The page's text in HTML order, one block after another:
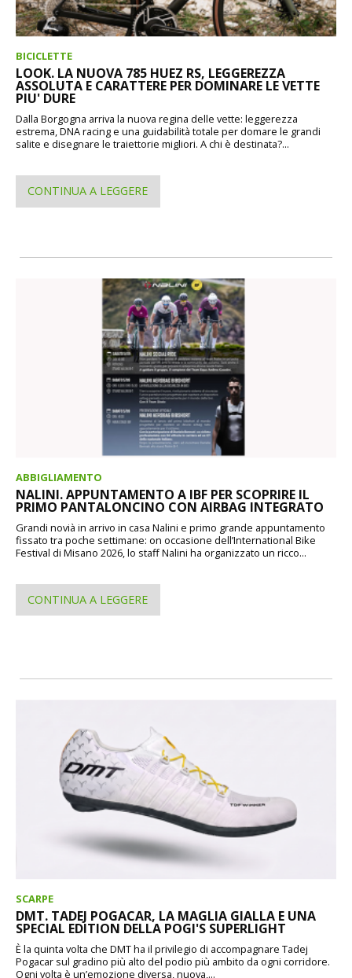
BICICLETTE
LOOK. LA NUOVA 785 HUEZ RS, LEGGEREZZA
ASSOLUTA E CARATTERE PER DOMINARE LE VETTE
PIU' DURE
Dalla Borgogna arriva la nuova regina delle vette: leggerezza
estrema, DNA racing e una guidabilità totale per domare le grandi
salite e disegnare le traiettorie migliori. A chi è destinata?...
CONTINUA A LEGGERE
ABBIGLIAMENTO
NALINI. APPUNTAMENTO A IBF PER SCOPRIRE IL
PRIMO PANTALONCINO CON AIRBAG INTEGRATO
Grandi novià in arrivo in casa Nalini e primo grande appuntamento
fissato tra poche settimane: on occasione dell’International Bike
Festival di Misano 2026, lo staff Nalini ha organizzato un ricco...
CONTINUA A LEGGERE
SCARPE
DMT. TADEJ POGACAR, LA MAGLIA GIALLA E UNA
SPECIAL EDITION DELLA POGI'S SUPERLIGHT
È la quinta volta che DMT ha il privilegio di accompagnare Tadej
Pogacar sul gradino più alto del podio più ambito da ogni corridore.
Ogni volta è un’emozione diversa, nuova,...